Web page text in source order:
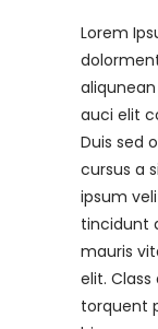
Lorem
auci elit
Duis sed
cursus a
ipsum
tincidunt
mauris
elit.
torquent